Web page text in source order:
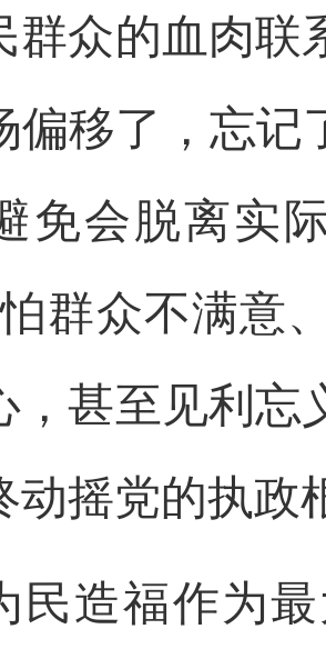
群众的血肉联
偏移了，忘记
免会脱离实
群众不满意
，甚至见利忘
动摇党的执政
民造福作为